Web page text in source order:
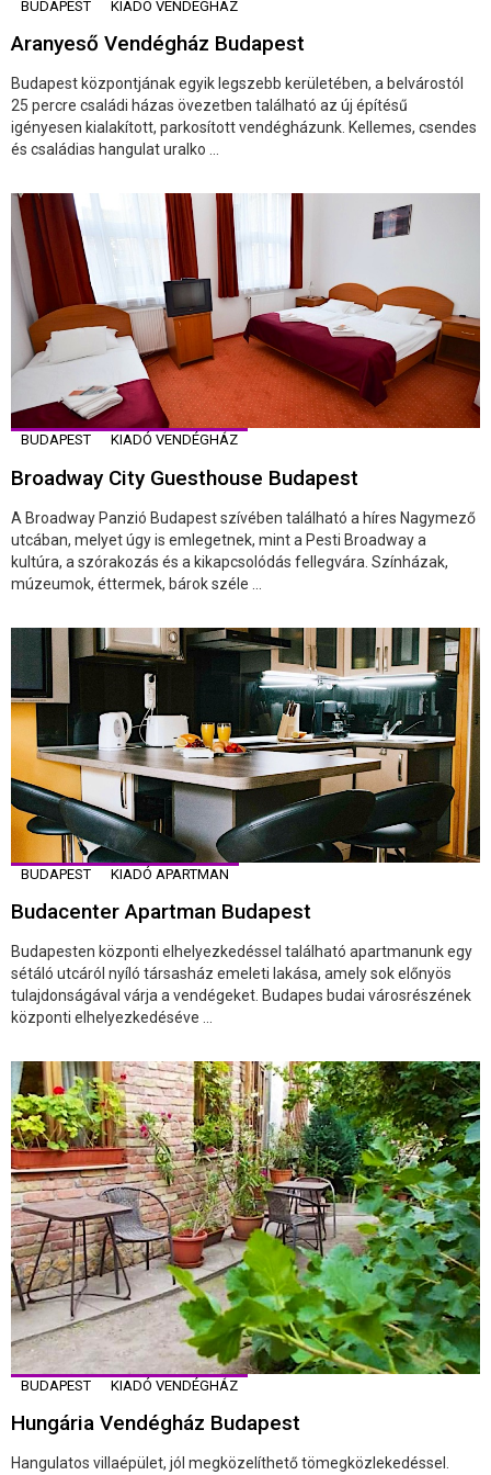
BUDAPEST KIADÓ VENDÉGHÁZ
Aranyeső Vendégház Budapest
Budapest központjának egyik legszebb kerületében, a belvárostól
25 percre családi házas övezetben található az új építésű
igényesen kialakított, parkosított vendégházunk. Kellemes, csendes
és családias hangulat uralko ...
BUDAPEST KIADÓ VENDÉGHÁZ
Broadway City Guesthouse Budapest
A Broadway Panzió Budapest szívében található a híres Nagymező
utcában, melyet úgy is emlegetnek, mint a Pesti Broadway a
kultúra, a szórakozás és a kikapcsolódás fellegvára. Színházak,
múzeumok, éttermek, bárok széle ...
BUDAPEST KIADÓ APARTMAN
Budacenter Apartman Budapest
Budapesten központi elhelyezkedéssel található apartmanunk egy
sétáló utcáról nyíló társasház emeleti lakása, amely sok előnyös
tulajdonságával várja a vendégeket. Budapes budai városrészének
központi elhelyezkedéséve ...
BUDAPEST KIADÓ VENDÉGHÁZ
Hungária Vendégház Budapest
Hangulatos villaépület, jól megközelíthető tömegközlekedéssel.